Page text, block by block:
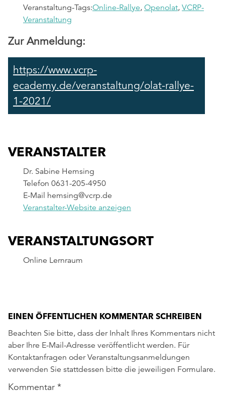
Veranstaltung-Tags:Online-Rallye, Openolat, VCRP-
Veranstaltung
Zur Anmeldung:
https://www.vcrp-
ecademy.de/veranstaltung/olat-rallye-
1-2021/
VERANSTALTUNGSORT
Online Lernraum
VERANSTALTER
Dr. Sabine Hemsing
Telefon 0631-205-4950
E-Mail hemsing@vcrp.de
Veranstalter-Website anzeigen
EINEN ÖFFENTLICHEN KOMMENTAR SCHREIBEN
Beachten Sie bitte, dass der Inhalt Ihres Kommentars nicht
aber Ihre E-Mail-Adresse veröffentlicht werden. Für
Kontaktanfragen oder Veranstaltungsanmeldungen
verwenden Sie stattdessen bitte die jeweiligen Formulare.
Kommentar *